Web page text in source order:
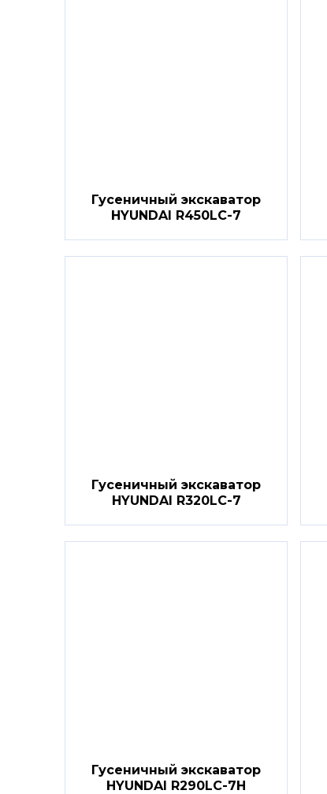
Гусеничный экскаватор
HYUNDAI R450LC-7
Гусеничный экскаватор
HYUNDAI R320LC-7
Гусеничный экскаватор
HYUNDAI R290LC-7H